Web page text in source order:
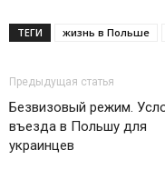
ТЕГИ жизнь в Польше
Предыдущая статья
Безвизовый режим.
въезда в Польшу для
украинцев